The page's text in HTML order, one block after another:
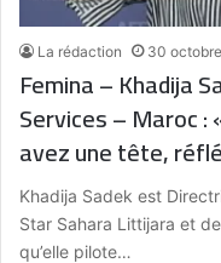
La rédaction 30
Femina – Khadija
Services – Maroc :
avez une tête,
vous réussirez, il y
la femme sorte et
Khadija Sadek est
Star Sahara Littijara et
qu’elle pilote…